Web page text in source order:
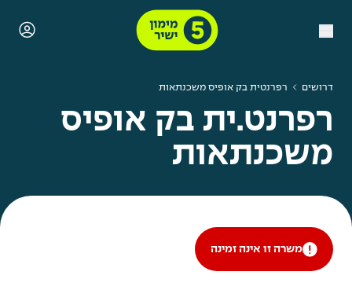
דרושים רפרנטית בק אופיס משכנתאות
רפרנט.ית בק אופיס
משכנתאות
משרה זו אינה זמינה